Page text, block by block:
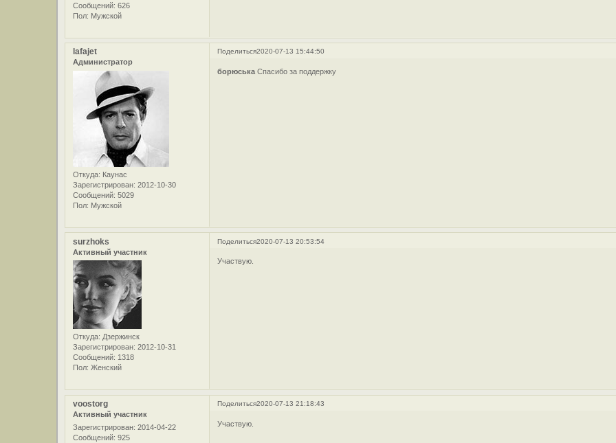
Сообщений: 626
Пол: Мужской
Поделиться2020-07-13 15:44:50
lafajet
Администратор
Откуда: Каунас
Зарегистрирован: 2012-10-30
Сообщений: 5029
Пол: Мужской
борюська Спасибо за поддержку
Поделиться2020-07-13 20:53:54
surzhoks
Активный участник
Откуда: Дзержинск
Зарегистрирован: 2012-10-31
Сообщений: 1318
Пол: Женский
Участвую.
Поделиться2020-07-13 21:18:43
voostorg
Активный участник
Зарегистрирован: 2014-04-22
Сообщений: 925
Участвую.